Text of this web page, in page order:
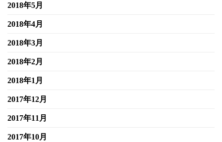
2018年5月
2018年4月
2018年3月
2018年2月
2018年1月
2017年12月
2017年11月
2017年10月